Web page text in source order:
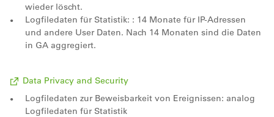
wieder löscht.
Logfiledaten für Statistik: : 14 Monate für IP-Adressen
und andere User Daten. Nach 14 Monaten sind die Daten
in GA aggregiert.
Data Privacy and Security
Logfiledaten zur Beweisbarkeit von Ereignissen: analog
Logfiledaten für Statistik